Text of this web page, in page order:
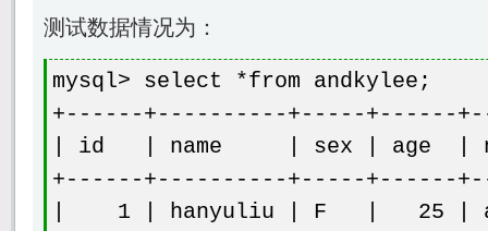
测试数据情况为：
mysql> select *from andkylee;
+------+----------+-----+------
| id | name | sex |
+------+----------+-----+------
| 1 | hanyuliu | F | 25 |